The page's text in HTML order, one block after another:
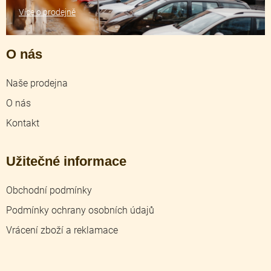
O nás
Naše prodejna
O nás
Kontakt
Užitečné informace
Obchodní podmínky
Podmínky ochrany osobních údajů
Vrácení zboží a reklamace
Více o prodejně